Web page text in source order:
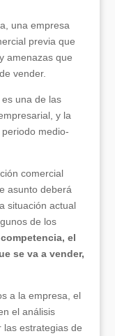
una empresa
previa que
amenazas que
vender.
una de las
y la
medio-
comercial
asunto deberá
situación actual
de los
el
se va a vender,
a la empresa, el
el análisis
las estrategias de